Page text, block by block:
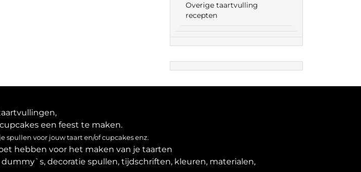
Overige taartvulling
recepten
een feest te maken.
spullen voor jouw taart en/of cupcakes enz.
hebben voor het maken van je taarten
decoratie spullen, tijdschriften, kleuren, materialen,